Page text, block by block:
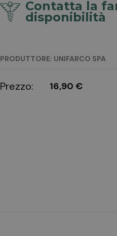
Contatta la
disponibilità
PRODUTTORE: UNIFARCO SPA
Prezzo: 16,90 €